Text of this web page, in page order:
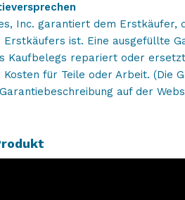
Inc. garantiert dem
Erstkäufers ist. Eine ausgefüllte
Kaufbelegs repariert oder
Kosten für Teile oder Arbeit. (Die
auf der